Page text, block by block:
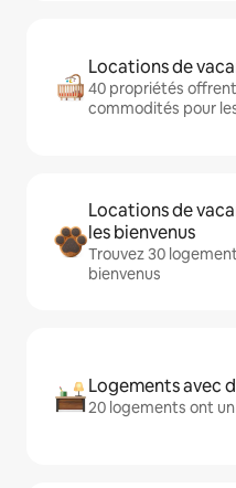
Locations de
40 propriétés
commodités pour
Locations de
les bienvenus
Trouvez 30
bienvenus
Logements avec
20 logements ont